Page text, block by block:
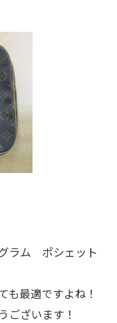
ラム ポシェット
も最適ですよね！
ございます！